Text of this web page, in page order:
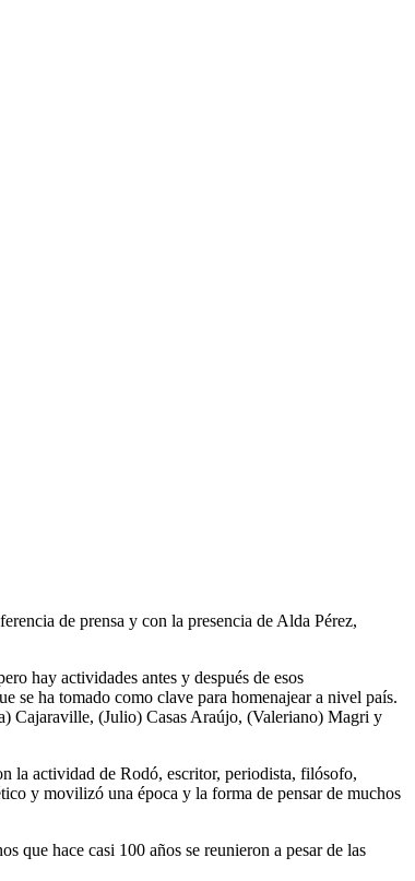
de prensa y con la presencia de Alda Pérez,
hay actividades antes y después de esos
se ha tomado como clave para homenajear a nivel país.
Cajaraville, (Julio) Casas Araújo, (Valeriano) Magri y
la actividad de Rodó, escritor, periodista, filósofo,
y movilizó una época y la forma de pensar de muchos
que hace casi 100 años se reunieron a pesar de las